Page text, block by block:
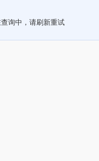
询中，请刷新重试